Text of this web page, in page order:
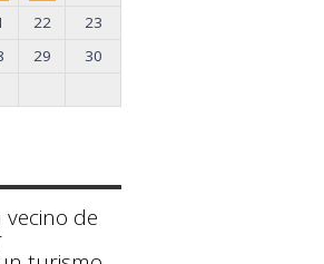
22
23
29
30
vecino de